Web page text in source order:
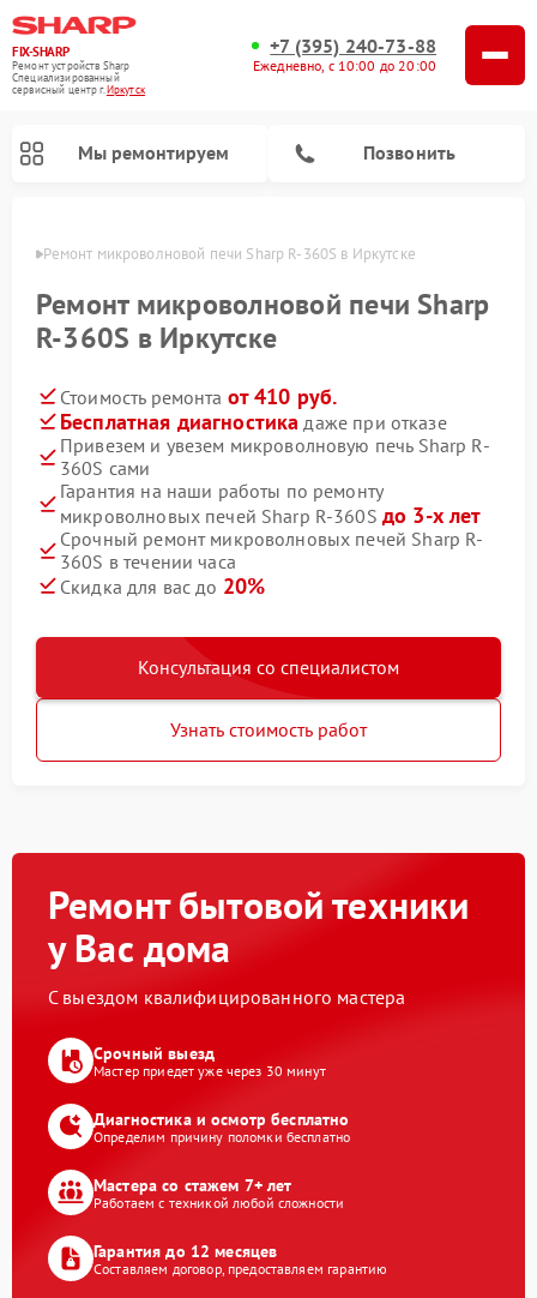
FIX-SHARP
Ремонт устройств Sharp
Специализированный
cервисный центр г.Иркутск
+7 (395) 240-73-88
Ежедневно, с 10:00 до 20:00
Мы ремонтируем Позвонить
Ремонт микроволновой печи Sharp R-360S в Иркутске
Ремонт микроволновой печи Sharp
R-360S в Иркутске
Стоимость ремонта от 410 руб.
Бесплатная диагностика даже при отказе
Привезем и увезем микроволновую печь Sharp R-
360S сами
Гарантия на наши работы по ремонту
микроволновых печей Sharp R-360S до 3-х лет
Срочный ремонт микроволновых печей Sharp R-
360S в течении часа
Скидка для вас до 20%
Консультация со специалистом
Узнать стоимость работ
Ремонт бытовой техники
у Вас дома
С выездом квалифицированного мастера
Срочный выезд
Мастер приедет уже через 30 минут
Диагностика и осмотр бесплатно
Определим причину поломки бесплатно
Мастера со стажем 7+ лет
Работаем с техникой любой сложности
Гарантия до 12 месяцев
Составляем договор, предоставляем гарантию